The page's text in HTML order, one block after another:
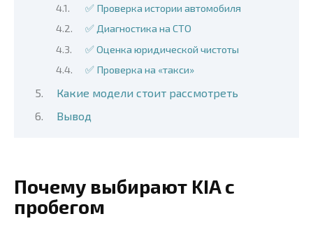
✅ Проверка истории автомобиля
✅ Диагностика на СТО
✅ Оценка юридической чистоты
✅ Проверка на «такси»
Какие модели стоит рассмотреть
Вывод
Почему выбирают KIA с
пробегом